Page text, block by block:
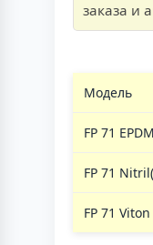
заказа и
Модель
FP 71 EPDM
FP 71
FP 71 Viton